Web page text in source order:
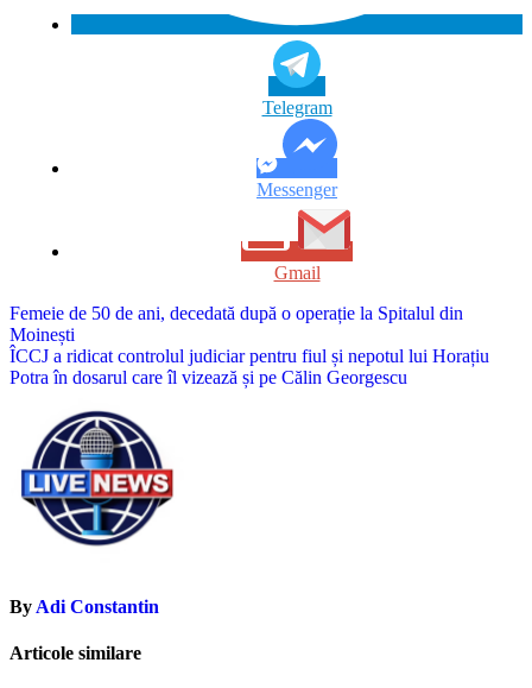
Telegram
Messenger
Gmail
Navigare
în
articole
Femeie de 50 de ani, decedată după o operație la Spitalul din
Moinești
ÎCCJ a ridicat controlul judiciar pentru fiul și nepotul lui Horațiu
Potra în dosarul care îl vizează și pe Călin Georgescu
By Adi Constantin
Articole similare